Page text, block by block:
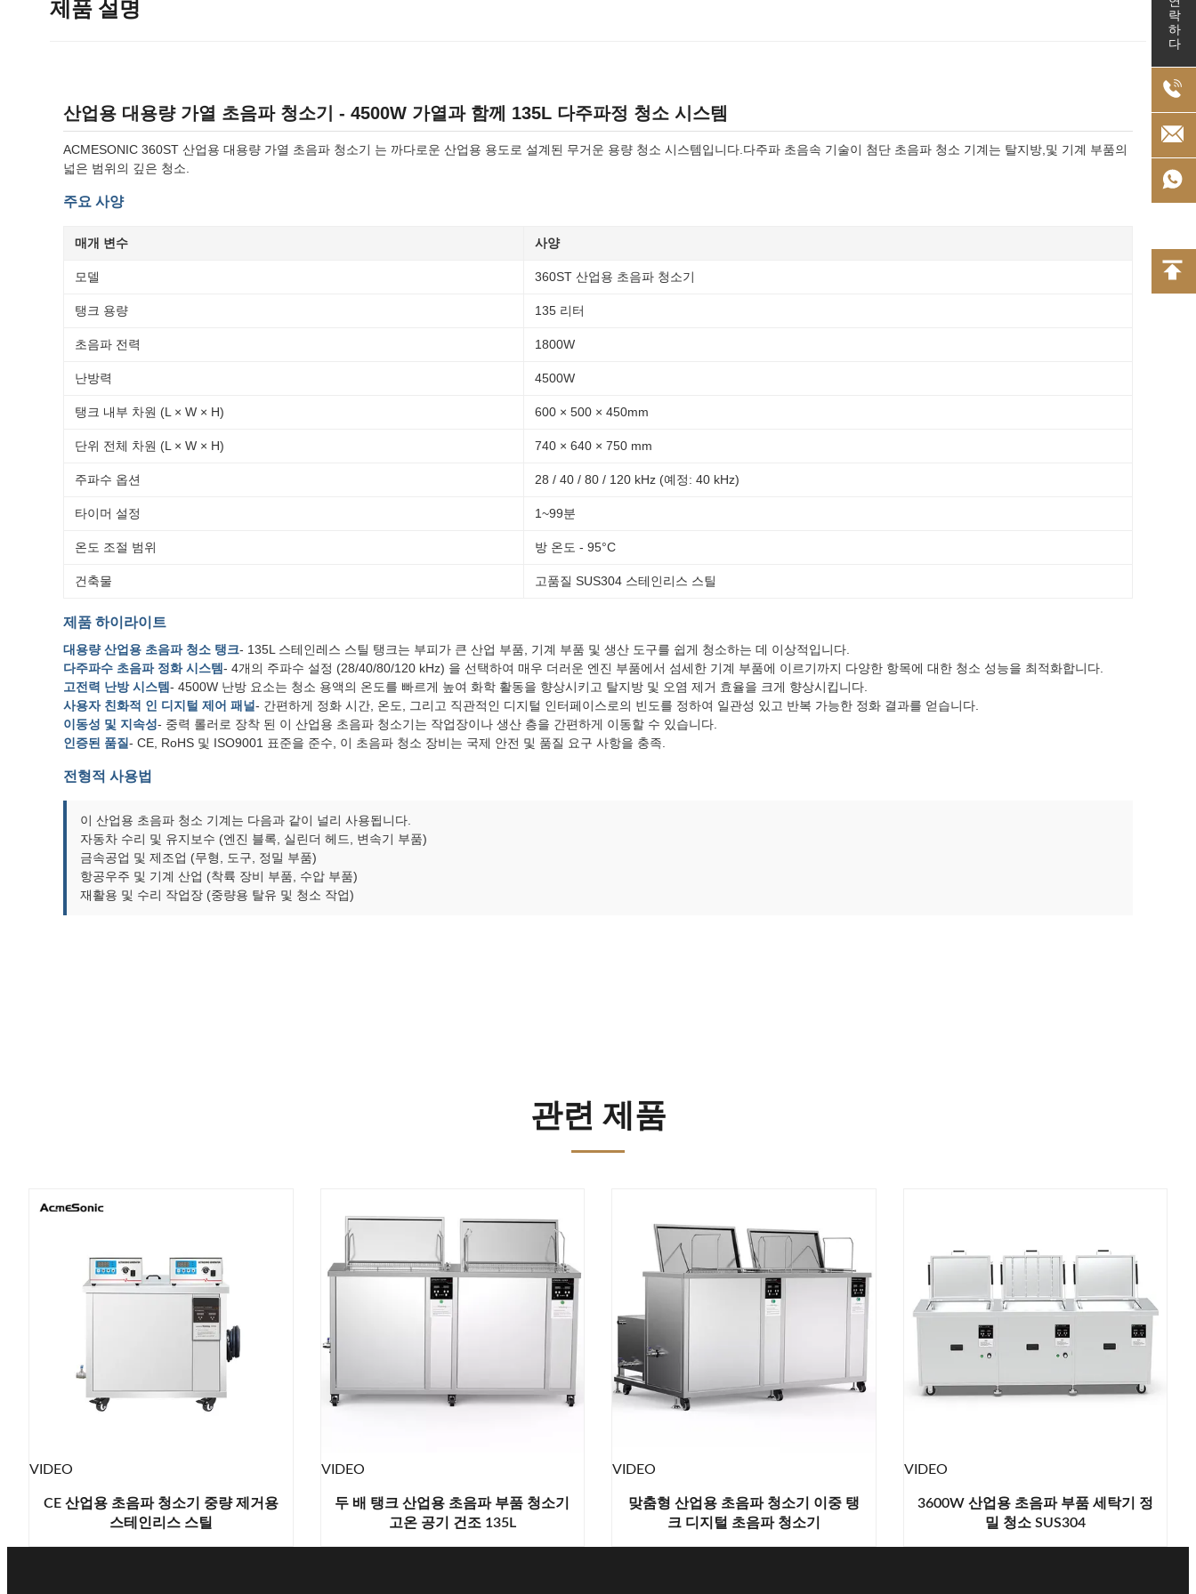
연락하다
제품 설명
산업용 대용량 가열 초음파 청소기 - 4500W 가열과 함께 135L 다주파정 청소 시스템
ACMESONIC 360ST 산업용 대용량 가열 초음파 청소기 는 까다로운 산업용 용도로 설계된 무거운 용량 청소 시스템입니다.다주파 초음속 기술이 첨단 초음파 청소 기계는 탈지방,및 기계 부품의
넓은 범위의 깊은 청소.
주요 사양
매개 변수 사양
모델 360ST 산업용 초음파 청소기
탱크 용량 135 리터
초음파 전력 1800W
난방력 4500W
탱크 내부 차원 (L × W × H) 600 × 500 × 450mm
단위 전체 차원 (L × W × H) 740 × 640 × 750 mm
주파수 옵션 28 / 40 / 80 / 120 kHz (예정: 40 kHz)
타이머 설정 1~99분
온도 조절 범위 방 온도 - 95°C
건축물 고품질 SUS304 스테인리스 스틸
제품 하이라이트
대용량 산업용 초음파 청소 탱크- 135L 스테인레스 스틸 탱크는 부피가 큰 산업 부품, 기계 부품 및 생산 도구를 쉽게 청소하는 데 이상적입니다.
다주파수 초음파 정화 시스템- 4개의 주파수 설정 (28/40/80/120 kHz) 을 선택하여 매우 더러운 엔진 부품에서 섬세한 기계 부품에 이르기까지 다양한 항목에 대한 청소 성능을 최적화합니다.
고전력 난방 시스템- 4500W 난방 요소는 청소 용액의 온도를 빠르게 높여 화학 활동을 향상시키고 탈지방 및 오염 제거 효율을 크게 향상시킵니다.
사용자 친화적 인 디지털 제어 패널- 간편하게 정화 시간, 온도, 그리고 직관적인 디지털 인터페이스로의 빈도를 정하여 일관성 있고 반복 가능한 정화 결과를 얻습니다.
이동성 및 지속성- 중력 롤러로 장착 된 이 산업용 초음파 청소기는 작업장이나 생산 층을 간편하게 이동할 수 있습니다.
인증된 품질- CE, RoHS 및 ISO9001 표준을 준수, 이 초음파 청소 장비는 국제 안전 및 품질 요구 사항을 충족.
전형적 사용법
이 산업용 초음파 청소 기계는 다음과 같이 널리 사용됩니다.
자동차 수리 및 유지보수 (엔진 블록, 실린더 헤드, 변속기 부품)
금속공업 및 제조업 (무형, 도구, 정밀 부품)
항공우주 및 기계 산업 (착륙 장비 부품, 수압 부품)
재활용 및 수리 작업장 (중량용 탈유 및 청소 작업)
관련 제품
VIDEO
CE 산업용 초음파 청소기 중량 제거용
스테인리스 스틸
VIDEO
두 배 탱크 산업용 초음파 부품 청소기
고온 공기 건조 135L
VIDEO
맞춤형 산업용 초음파 청소기 이중 탱
크 디지털 초음파 청소기
VIDEO
3600W 산업용 초음파 부품 세탁기 정
밀 청소 SUS304